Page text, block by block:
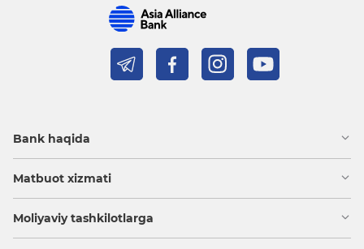
Bank haqida
Matbuot xizmati
Moliyaviy tashkilotlarga